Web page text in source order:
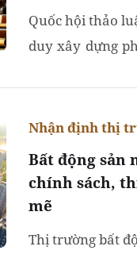
Quốc hội thảo
duy xây dựng
Bất động sản
chính sách,
mẽ
Nhận định thị
Thị trường bất